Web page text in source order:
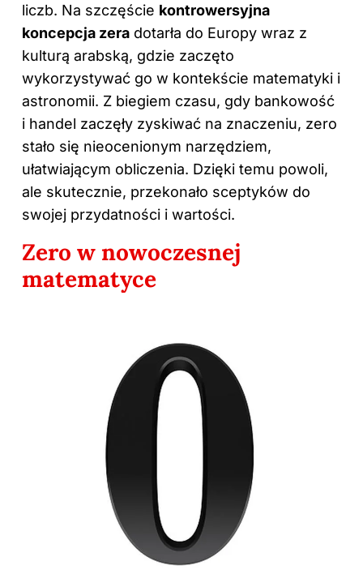
liczb. Na szczęście kontrowersyjna
koncepcja zera dotarła do Europy wraz z
kulturą arabską, gdzie zaczęto
wykorzystywać go w kontekście matematyki i
astronomii. Z biegiem czasu, gdy bankowość
i handel zaczęły zyskiwać na znaczeniu, zero
stało się nieocenionym narzędziem,
ułatwiającym obliczenia. Dzięki temu powoli,
ale skutecznie, przekonało sceptyków do
swojej przydatności i wartości.
Zero w nowoczesnej
matematyce